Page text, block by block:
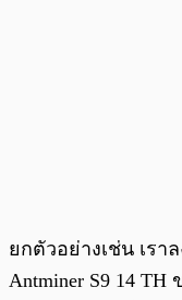
ยกตัวอย่างเช่น เรา
Antminer S9 14 TH